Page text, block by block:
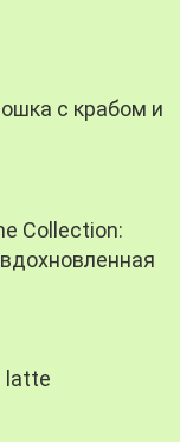
с крабом и
Collection:
latte